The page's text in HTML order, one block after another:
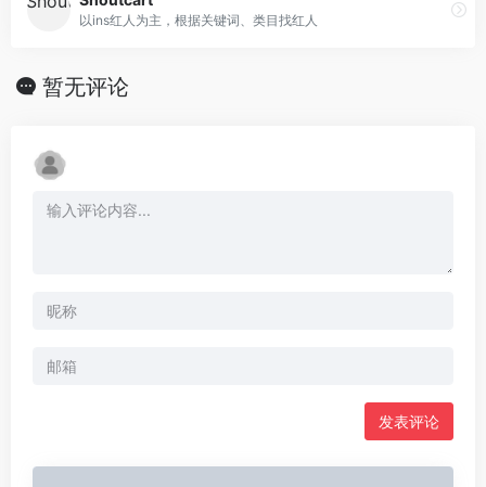
以ins红人为主，根据关键词、类目找红人
暂无评论
发表评论